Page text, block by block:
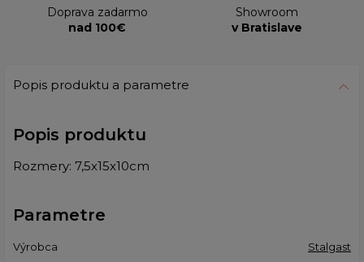
Doprava zadarmo
nad 100€
Showroom
v Bratislave
Popis produktu a parametre
Popis produktu
Rozmery: 7,5x15x10cm
Parametre
Výrobca Stalgast